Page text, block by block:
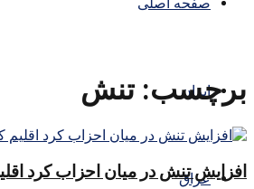
ایران
عراق
برچسب:تنش
افزایش تنش در میان احزاب کرد